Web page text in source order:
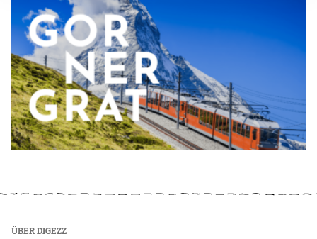
ÜBER DIGEZZ